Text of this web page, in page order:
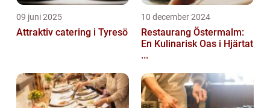
09 juni 2025
Attraktiv catering i Tyresö
10 december 2024
Restaurang Östermalm:
En Kulinarisk Oas i Hjärtat
...